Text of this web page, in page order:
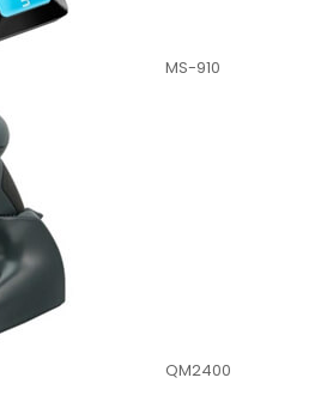
MS-910
QM2400